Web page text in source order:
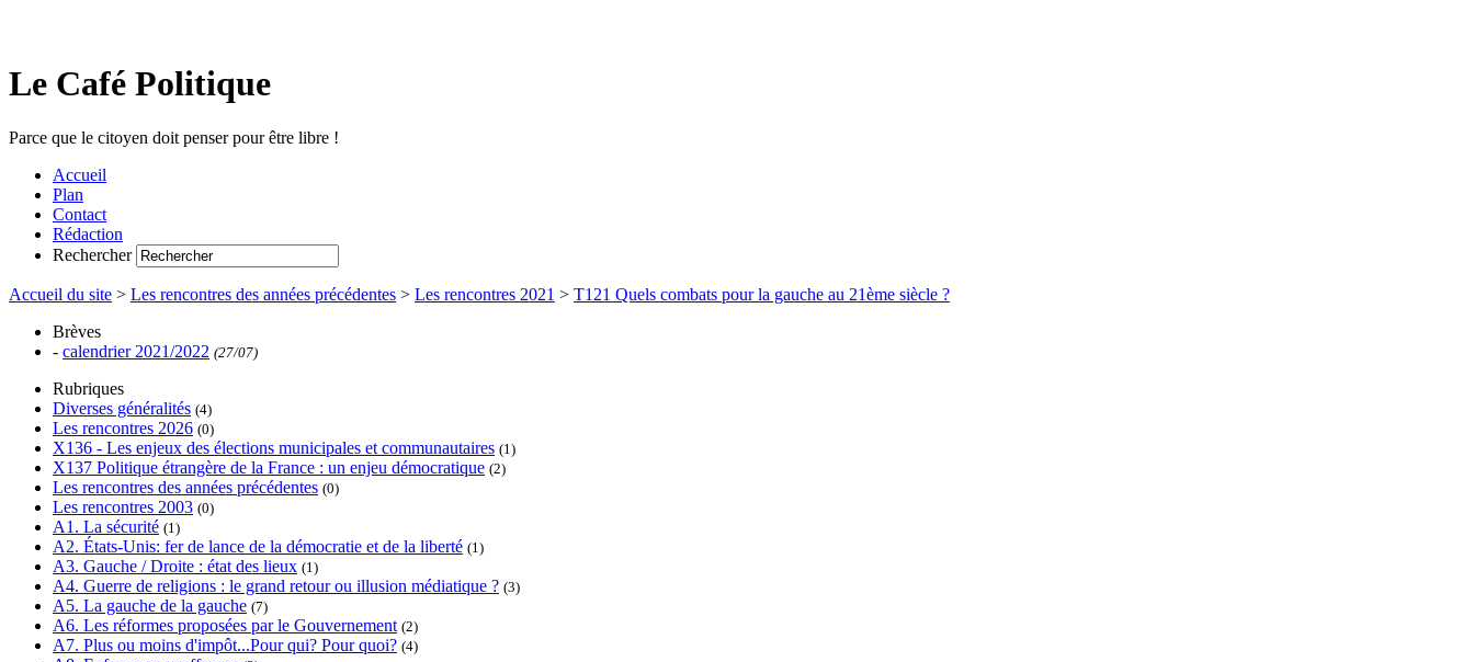
Le Café Politique
Parce que le citoyen doit penser pour être libre !
Accueil
Plan
Contact
Rédaction
Rechercher
Accueil du site > Les rencontres des années précédentes > Les rencontres 2021 > T121 Quels combats pour la gauche au 21ème siècle ?
Brèves
- calendrier 2021/2022 (27/07)
Rubriques
Diverses généralités (4)
Les rencontres 2026 (0)
X136 - Les enjeux des élections municipales et communautaires (1)
X137 Politique étrangère de la France : un enjeu démocratique (2)
Les rencontres des années précédentes (0)
Les rencontres 2003 (0)
A1. La sécurité (1)
A2. États-Unis: fer de lance de la démocratie et de la liberté (1)
A3. Gauche / Droite : état des lieux (1)
A4. Guerre de religions : le grand retour ou illusion médiatique ? (3)
A5. La gauche de la gauche (7)
A6. Les réformes proposées par le Gouvernement (2)
A7. Plus ou moins d'impôt...Pour qui? Pour quoi? (4)